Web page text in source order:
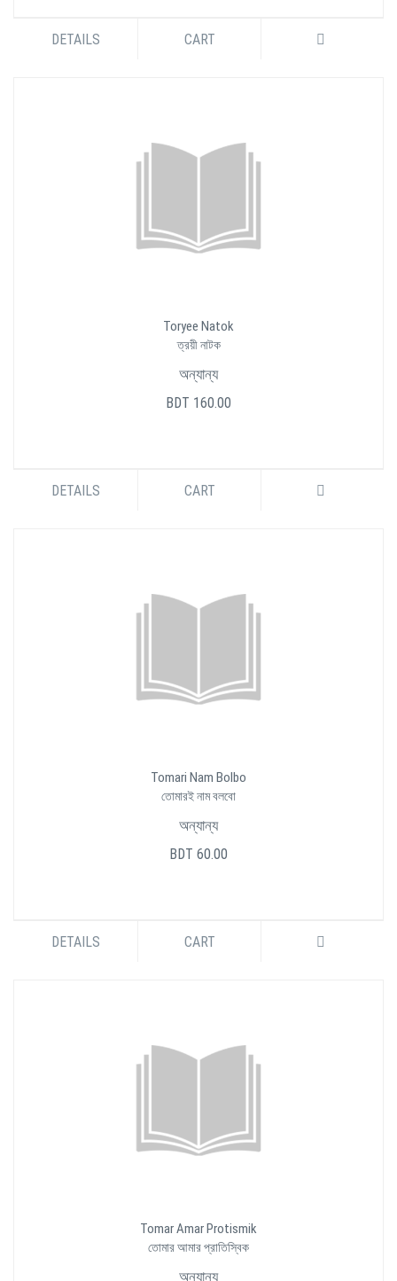
DETAILS CART
Toryee Natok
ত্রয়ী নাটক
অন্যান্য
BDT 160.00
DETAILS CART
Tomari Nam Bolbo
তোমারই নাম বলবো
অন্যান্য
BDT 60.00
DETAILS CART
Tomar Amar Protismik
তোমার আমার প্রাতিস্বিক
অন্যান্য